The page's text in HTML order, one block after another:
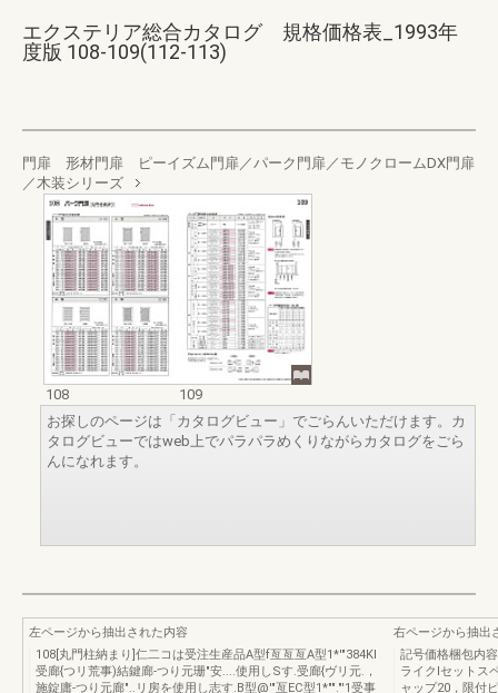
エクステリア総合カタログ 規格価格表_1993年
度版 108-109(112-113)
門扉 形材門扉 ピーイズム門扉／パーク門扉／モノクロームDX門扉
／木装シリーズ
108
109
お探しのページは「カタログビュー」でごらんいただけます。カ
タログビューではweb上でパラパラめくりながらカタログをごら
んになれます。
左ページから抽出された内容
108[丸門柱納まり]仁二コは受注生産品A型f亙亙亙A型1*'"384KI
受廊{つリ荒事)結鍵廊-つり元珊"安....使用しSす.受廊{ヴリ元.，
施錠庸-つり元廊"..リ房を使用し志す.B型@'"亙EC型1*""."'1受事
右ページから抽出
記号価格梱包内
ライクlセットス
ャップ20，限付